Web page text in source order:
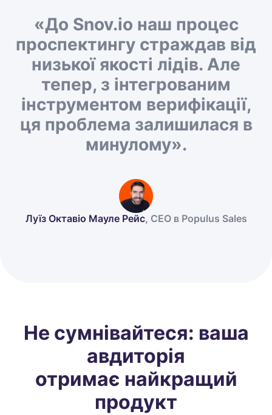
«До Snov.io наш процес
проспектингу страждав від
низької якості лідів. Але
тепер, з інтегрованим
інструментом верифікації,
ця проблема залишилася в
минулому».
Луїз Октавіо Мауле Рейс, CEO в Populus Sales
Не сумнівайтеся: ваша
авдиторія
отримає найкращий
продукт